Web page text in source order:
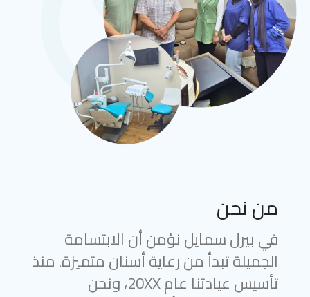
من نحن
في بيرل سمايل نؤمن أن الابتسامة
الجميلة تبدأ من رعاية أسنان متميزة. منذ
تأسيس عيادتنا عام 20XX، ونحن